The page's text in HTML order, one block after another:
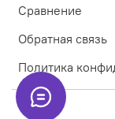
Сравнение
Обратная связь
Политика